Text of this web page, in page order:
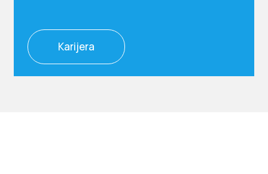
Karijera